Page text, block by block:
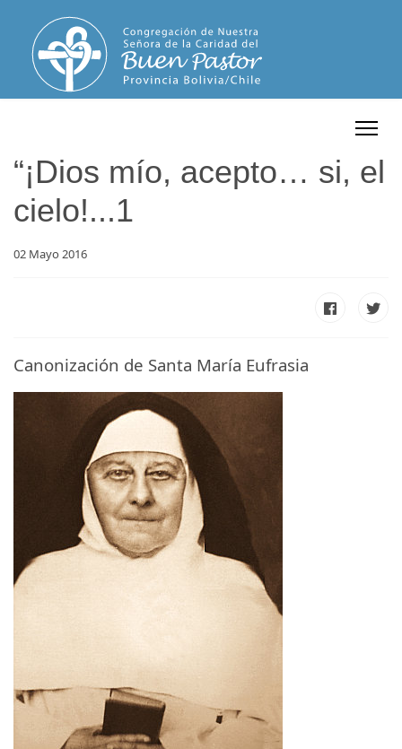
“¡Dios mío, acepto… si, el
cielo!...1
02 Mayo 2016
Canonización de Santa María Eufrasia